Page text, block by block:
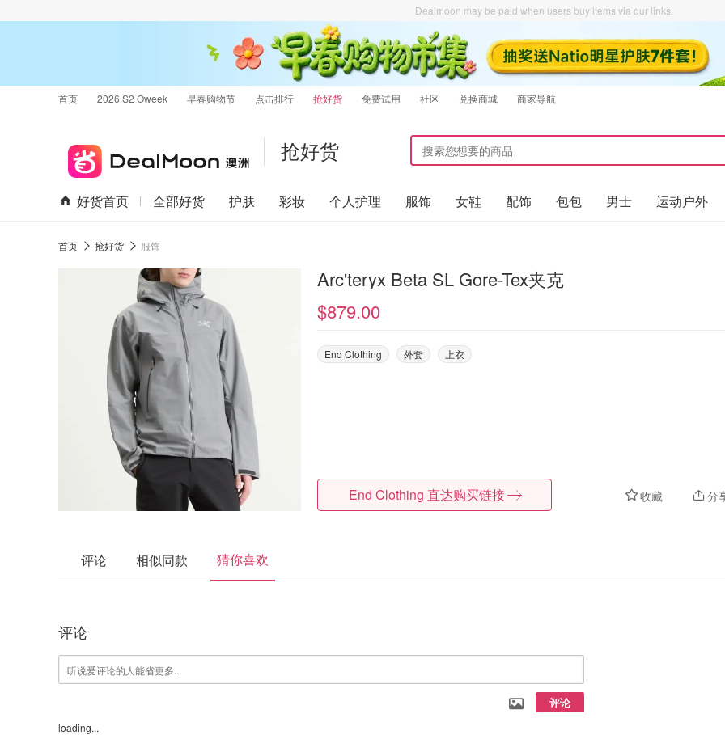
Dealmoon may be paid when users buy items via our links.
首页 2026 S2 Oweek 早春购物节 点击排行 抢好货 免费试用 社区 兑换商城 商家导航
抢好货
好货首页 全部好货 护肤 彩妆 个人护理 服饰 女鞋 配饰 包包 男士 运动户外
首页 抢好货 服饰
Arc'teryx Beta SL Gore-Tex夹克
$879.00
End Clothing 外套 上衣
收藏 分
End Clothing 直达购买链接
评论 相似同款 猜你喜欢
评论
评论
loading...